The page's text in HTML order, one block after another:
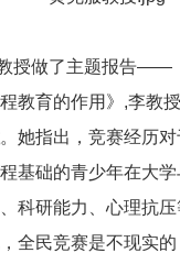
授做了主题报告——
教育的作用》,李教
。她指出，竞赛经历
基础的青少年在大
科研能力、心理抗
全民竞赛是不现实